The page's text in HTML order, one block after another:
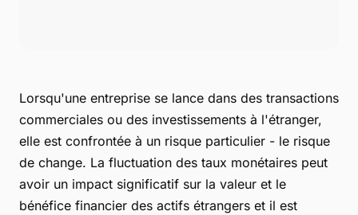
Lorsqu'une entreprise se lance dans des transactions
commerciales ou des investissements à l'étranger,
elle est confrontée à un risque particulier - le risque
de change. La fluctuation des taux monétaires peut
avoir un impact significatif sur la valeur et le
bénéfice financier des actifs étrangers et il est